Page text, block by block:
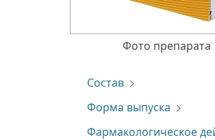
Фото препарата
Состав
Форма выпуска
Фармакологическое